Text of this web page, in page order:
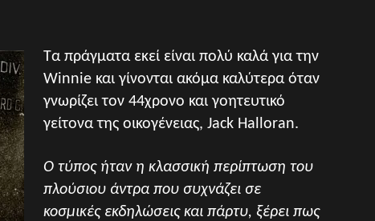
Τα πράγματα εκεί είναι πολύ καλά για την
Winnie και γίνονται ακόμα καλύτερα όταν
γνωρίζει τον 44χρονο και γοητευτικό
γείτονα της οικογένειας, Jack Halloran.
Ο τύπος ήταν η κλασσική περίπτωση του
πλούσιου άντρα που συχνάζει σε
κοσμικές εκδηλώσεις και πάρτυ, ξέρει πως